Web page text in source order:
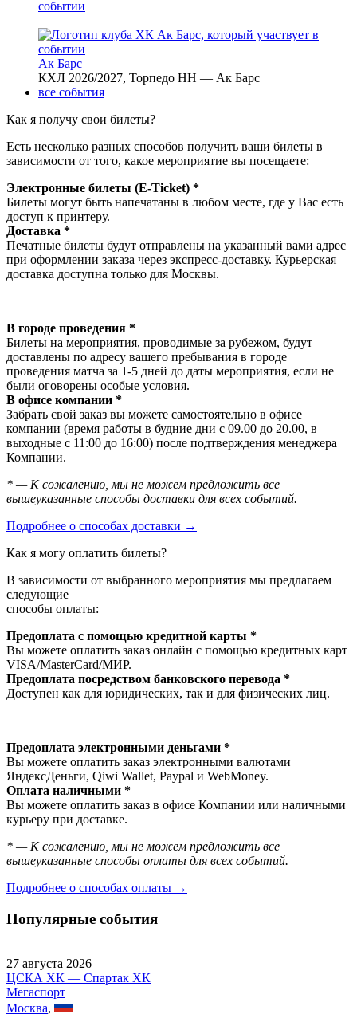
—
Ак Барс
КХЛ 2026/2027, Торпедо НН — Ак Барс
все события
Как я получу свои билеты?
Есть несколько разных способов получить ваши билеты в
зависимости от того, какое мероприятие вы посещаете:
Электронные билеты (E-Ticket) *
Билеты могут быть напечатаны в любом месте, где у Вас есть
доступ к принтеру.
Доставка *
Печатные билеты будут отправлены на указанный вами адрес
при оформлении заказа через экспресс-доставку. Курьерская
доставка доступна только для Москвы.
В городе проведения *
Билеты на мероприятия, проводимые за рубежом, будут
доставлены по адресу вашего пребывания в городе
проведения матча за 1-5 дней до даты мероприятия, если не
были оговорены особые условия.
В офисе компании *
Забрать свой заказ вы можете самостоятельно в офисе
компании (время работы в будние дни с 09.00 до 20.00, в
выходные с 11:00 до 16:00) после подтверждения менеджера
Компании.
* — К сожалению, мы не можем предложить все
вышеуказанные способы доставки для всех событий.
Подробнее о способах доставки →
Как я могу оплатить билеты?
В зависимости от выбранного мероприятия мы предлагаем
следующие
способы оплаты:
Предоплата с помощью кредитной карты *
Вы можете оплатить заказ онлайн с помощью кредитных карт
VISA/MasterСard/МИР.
Предоплата посредством банковского перевода *
Доступен как для юридических, так и для физических лиц.
Предоплата электронными деньгами *
Вы можете оплатить заказ электронными валютами
ЯндексДеньги, Qiwi Wallet, Paypal и WebMoney.
Оплата наличными *
Вы можете оплатить заказ в офисе Компании или наличными
курьеру при доставке.
* — К сожалению, мы не можем предложить все
вышеуказанные способы оплаты для всех событий.
Подробнее о способах оплаты →
Популярные события
27 августа 2026
ЦСКА ХК — Спартак ХК
Мегаспорт
Москва,